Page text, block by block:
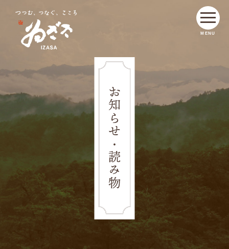
MENU
お知らせ・読み物